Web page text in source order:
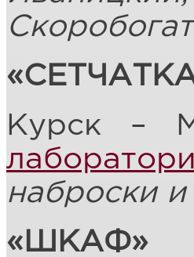
Курск –
наброски
«ШКАФ»